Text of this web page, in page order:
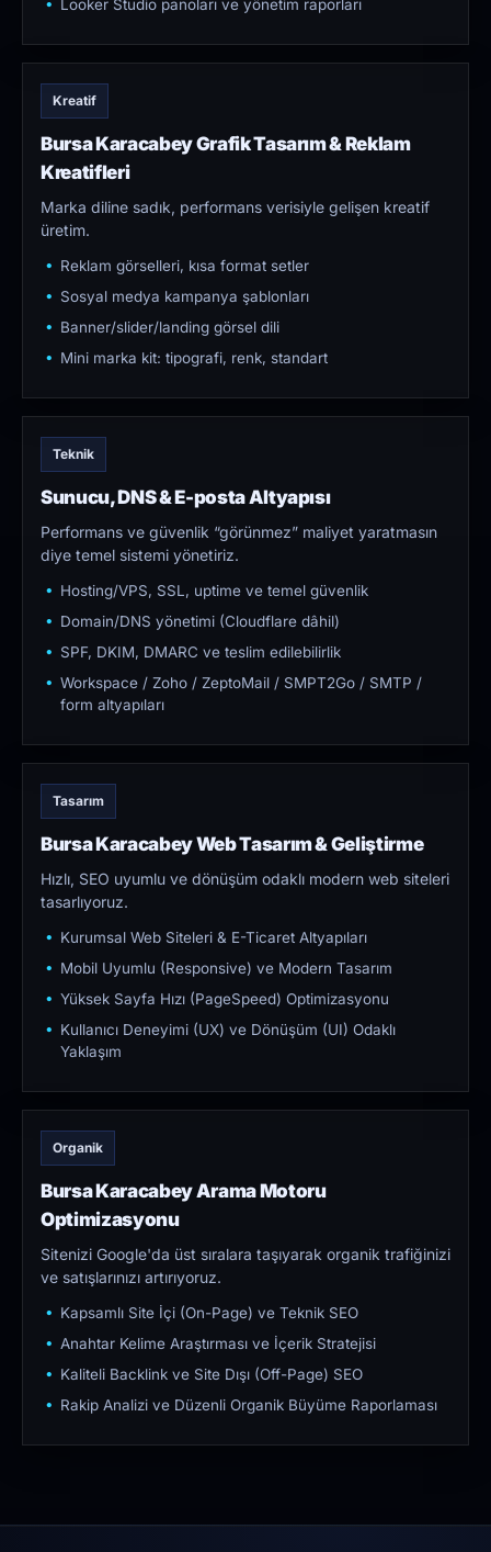
Looker Studio panoları ve yönetim raporları
Kreatif
Bursa Karacabey Grafik Tasarım & Reklam
Kreatifleri
Marka diline sadık, performans verisiyle gelişen kreatif
üretim.
Reklam görselleri, kısa format setler
Sosyal medya kampanya şablonları
Banner/slider/landing görsel dili
Mini marka kit: tipografi, renk, standart
Teknik
Sunucu, DNS & E-posta Altyapısı
Performans ve güvenlik “görünmez” maliyet yaratmasın
diye temel sistemi yönetiriz.
Hosting/VPS, SSL, uptime ve temel güvenlik
Domain/DNS yönetimi (Cloudflare dâhil)
SPF, DKIM, DMARC ve teslim edilebilirlik
Workspace / Zoho / ZeptoMail / SMPT2Go / SMTP /
form altyapıları
Tasarım
Bursa Karacabey Web Tasarım & Geliştirme
Hızlı, SEO uyumlu ve dönüşüm odaklı modern web siteleri
tasarlıyoruz.
Kurumsal Web Siteleri & E-Ticaret Altyapıları
Mobil Uyumlu (Responsive) ve Modern Tasarım
Yüksek Sayfa Hızı (PageSpeed) Optimizasyonu
Kullanıcı Deneyimi (UX) ve Dönüşüm (UI) Odaklı
Yaklaşım
Organik
Bursa Karacabey Arama Motoru
Optimizasyonu
Sitenizi Google'da üst sıralara taşıyarak organik trafiğinizi
ve satışlarınızı artırıyoruz.
Kapsamlı Site İçi (On-Page) ve Teknik SEO
Anahtar Kelime Araştırması ve İçerik Stratejisi
Kaliteli Backlink ve Site Dışı (Off-Page) SEO
Rakip Analizi ve Düzenli Organik Büyüme Raporlaması